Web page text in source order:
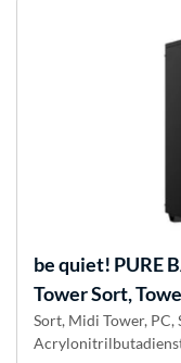
be quiet! PURE
Tower Sort,
Sort, Midi Tower, PC,